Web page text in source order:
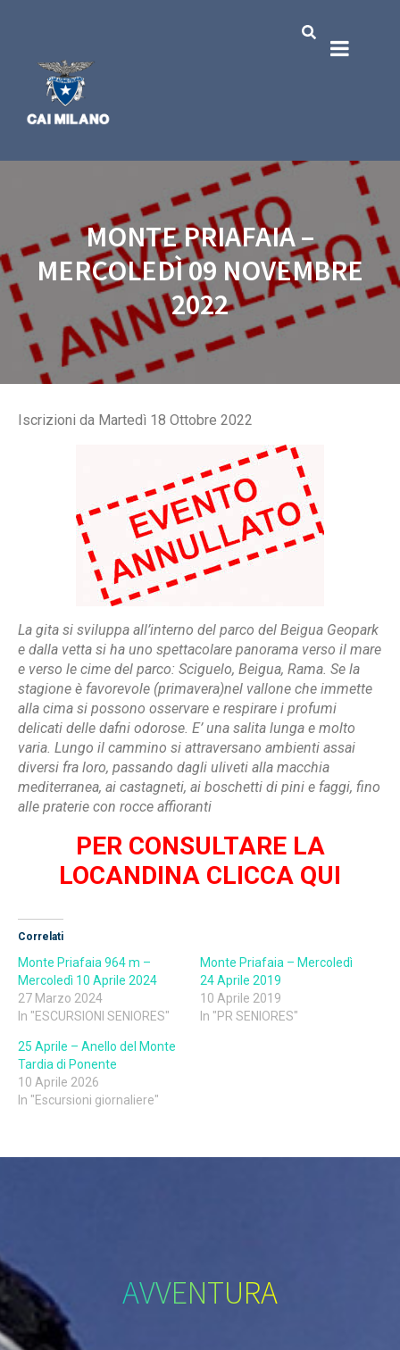
MONTE PRIAFAIA –
MERCOLEDÌ 09 NOVEMBRE
2022
Iscrizioni da Martedì 18 Ottobre 2022
La gita si sviluppa all’interno del parco del Beigua Geopark
e dalla vetta si ha uno spettacolare panorama verso il mare
e verso le cime del parco: Sciguelo, Beigua, Rama. Se la
stagione è favorevole (primavera)nel vallone che immette
alla cima si possono osservare e respirare i profumi
delicati delle dafni odorose. E’ una salita lunga e molto
varia. Lungo il cammino si attraversano ambienti assai
diversi fra loro, passando dagli uliveti alla macchia
mediterranea, ai castagneti, ai boschetti di pini e faggi, fino
alle praterie con rocce affioranti
PER CONSULTARE LA
LOCANDINA CLICCA QUI
Correlati
Monte Priafaia 964 m –
Mercoledì 10 Aprile 2024
27 Marzo 2024
In "ESCURSIONI SENIORES"
Monte Priafaia – Mercoledì
24 Aprile 2019
10 Aprile 2019
In "PR SENIORES"
25 Aprile – Anello del Monte
Tardia di Ponente
10 Aprile 2026
In "Escursioni giornaliere"
AVVENTURA